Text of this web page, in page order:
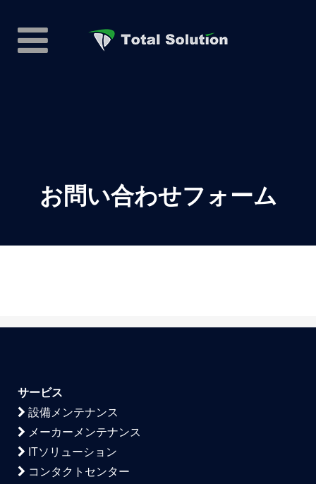
お問い合わせフォーム
サービス
設備メンテナンス
メーカーメンテナンス
ITソリューション
コンタクトセンター